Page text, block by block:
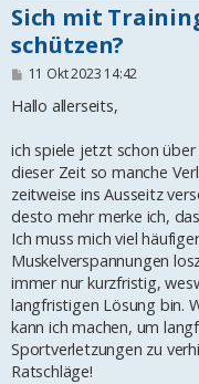
Sich mit
schützen?
B
i
a
g
11 Okt 2023 14:42
Hallo allerseits,
ich spiele jetzt schon
dieser Zeit so manche
zeitweise ins Ausseitz
desto mehr merke ich,
Ich muss mich viel
Muskelverspannungen
immer nur kurzfristig,
langfristigen Lösung bin.
kann ich machen, um
Sportverletzungen zu
Ratschläge!